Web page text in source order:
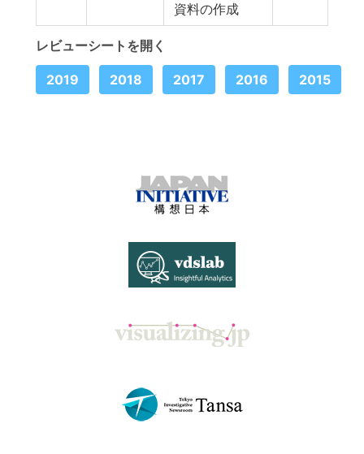
資料の作成
レビューシートを開く
2019 2018 2017 2016 2015